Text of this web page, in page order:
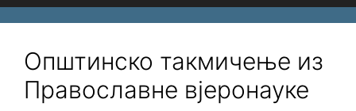
Општинско такмичење из
Православне вјеронауке